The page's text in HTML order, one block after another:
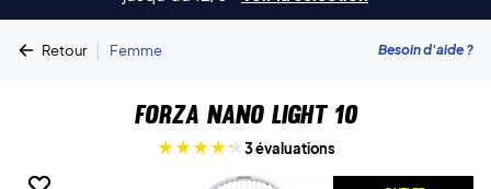
Retour | Femme Besoin d'aide ?
Forza Nano Light 10
3 évaluations